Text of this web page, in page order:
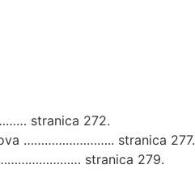
stranica 272.
…………………….. stranica 277.
stranica 279.